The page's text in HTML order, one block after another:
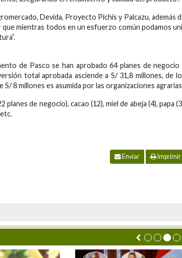
Devida, Proyecto Pichis y Palcazu, además
mientras todos en un esfuerzo común podamos
de Pasco se han aprobado 64 planes de negocio
total aprobada asciende a S/ 31,8 millones, de
8 millones es asumida por las organizaciones
de negocio), cacao (12), miel de abeja (4), papa
Enviar Imprimir